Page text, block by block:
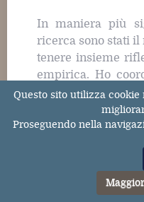
In maniera più
ricerca sono stati il
tenere insieme
empirica. Ho
Lavoro e
dell’inclusione, un
numerosi
fondamentale
veronese. Poi, tra
Questo sito utilizza
Proseguendo nella